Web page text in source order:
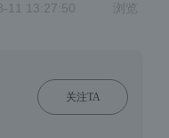
11 13:27:50
浏览
关注TA